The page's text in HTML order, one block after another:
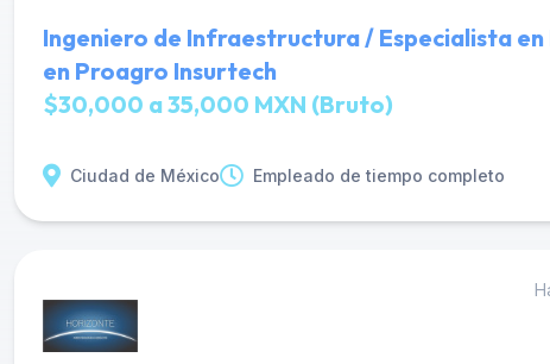
Ingeniero de Infraestructura / Especialista en
en Proagro Insurtech
$30,000 a 35,000 MXN (Bruto)
Ciudad de México Empleado de tiempo completo